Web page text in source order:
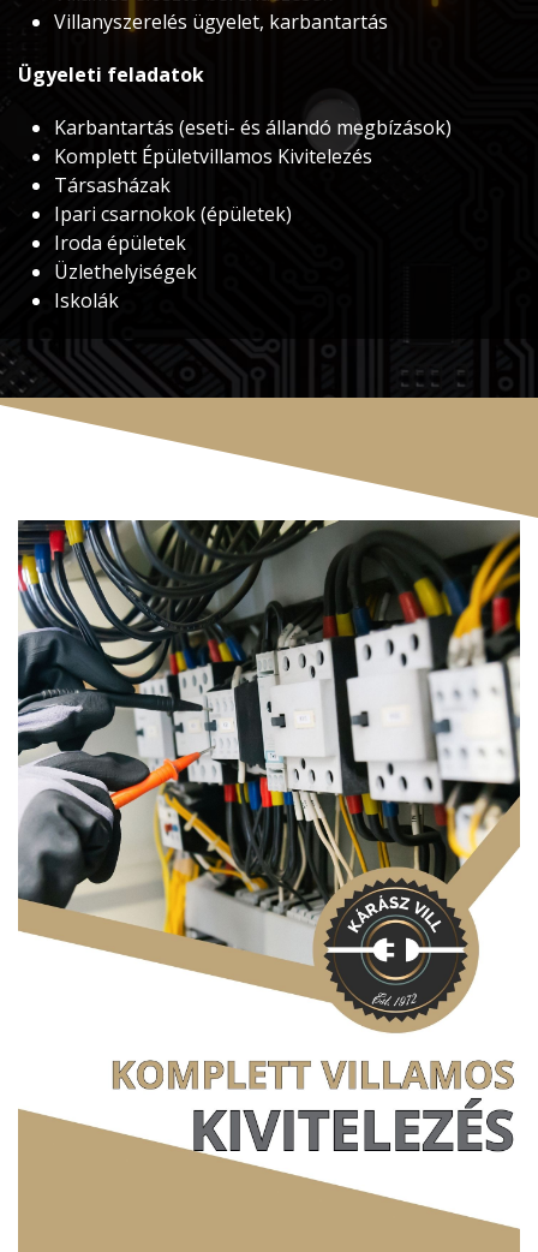
Villanyszerelés ügyelet, karbantartás
Ügyeleti feladatok
Karbantartás (eseti- és állandó megbízások)
Komplett Épületvillamos Kivitelezés
Társasházak
Ipari csarnokok (épületek)
Iroda épületek
Üzlethelyiségek
Iskolák